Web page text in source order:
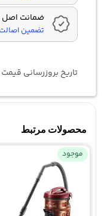
ضمانت اصل
تضمین
تاریخ بروزرسانی
محصولات مرتبط
موجود